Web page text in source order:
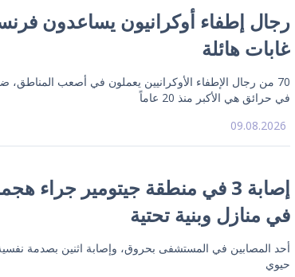
رجال إطفاء أوكرانيون يساعدون
غابات هائلة
70 من رجال الإطفاء الأوكرانيين يعملون في أصعب المناطق،
في حرائق هي الأكبر منذ 20 عاماً
09.08.2026
إصابة 3 في منطقة جيتومير جراء
في منازل وبنية تحتية
أحد المصابين في المستشفى بحروق، وإصابة اثنين بصدمة
حيوي